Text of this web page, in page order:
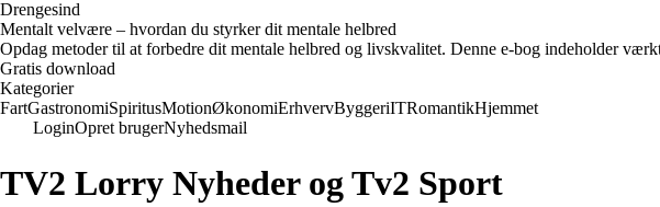
Drengesind
Mentalt velvære – hvordan du styrker dit mentale helbred
Opdag metoder til at forbedre dit mentale helbred og livskvalitet. Denne e-bog indeholder
Gratis download
Kategorier
FartGastronomiSpiritusMotionØkonomiErhvervByggeriITRomantikHjemmet
LoginOpret brugerNyhedsmail
TV2 Lorry Nyheder og Tv2 Sport